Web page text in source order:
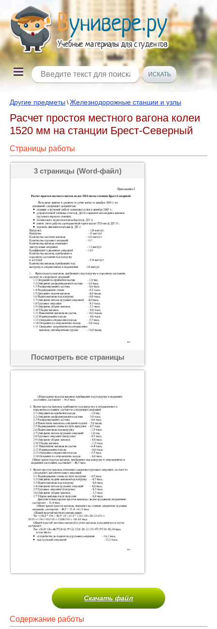
Другие предметы \Железнодорожные станции и узлы
Расчет простоя местного вагона колеи
1520 мм на станции Брест-Северный
Страницы работы
3 страницы (Word-файл)
Посмотреть все страницы
Скачать файл
Содержание работы